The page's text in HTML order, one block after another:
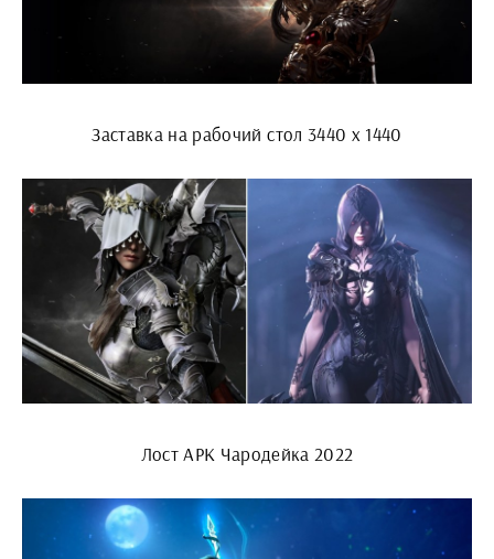
Заставка на рабочий стол 3440 x 1440
Лост АРК Чародейка 2022